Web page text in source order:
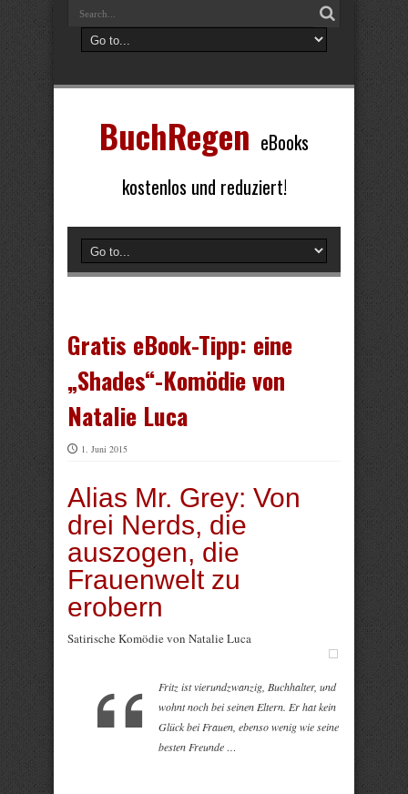
BuchRegen eBooks
kostenlos und reduziert!
Gratis eBook-Tipp: eine
„Shades“-Komödie von
Natalie Luca
1. Juni 2015
Alias Mr. Grey: Von
drei Nerds, die
auszogen, die
Frauenwelt zu
erobern
Satirische Komödie von Natalie Luca
Fritz ist vierundzwanzig, Buchhalter, und
wohnt noch bei seinen Eltern. Er hat kein
Glück bei Frauen, ebenso wenig wie seine
besten Freunde …